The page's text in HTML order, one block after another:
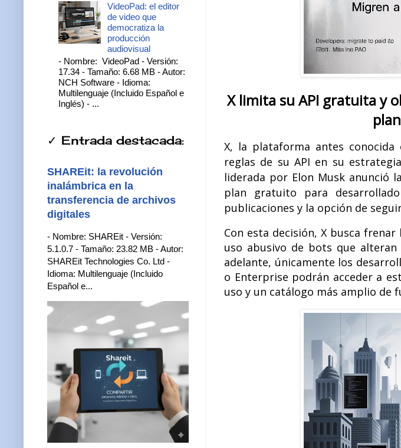
X limita su API gratuita y
X, la plataforma antes
reglas de su API en su
liderada por Elon Musk anunció
plan gratuito para
publicaciones y la opción de
Con esta decisión, X busca
uso abusivo de bots que
adelante, únicamente los
o Enterprise podrán acceder a
uso y un catálogo más amplio de
VideoPad: el editor
de video que
democratiza la
producción
audiovisual
- Nombre: VideoPad - Versión:
17.34 - Tamaño: 6.68 MB - Autor:
NCH Software - Idioma:
Multilenguaje (Incluido Español e
Inglés) - ...
✓ Entrada destacada:
SHAREit: la revolución
inalámbrica en la
transferencia de archivos
digitales
- Nombre: SHAREit - Versión:
5.1.0.7 - Tamaño: 23.82 MB - Autor:
SHAREit Technologies Co. Ltd -
Idioma: Multilenguaje (Incluido
Español e...